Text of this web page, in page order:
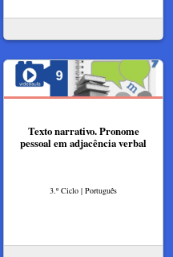
Texto narrativo. Pronome
pessoal em adjacência verbal
3.º Ciclo | Português